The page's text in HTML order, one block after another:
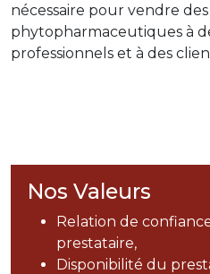
nécessaire pour vendre
phytopharmaceutiques à
professionnels et à des
Nos Valeurs
Relation de
prestataire,
Disponibilité du